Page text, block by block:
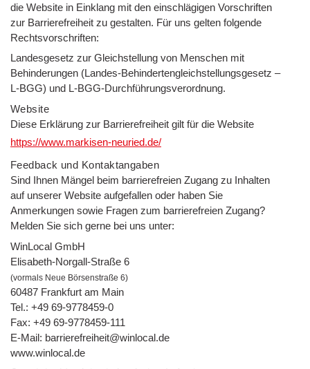
die Website in Einklang mit den einschlägigen Vorschriften
zur Barrierefreiheit zu gestalten. Für uns gelten folgende
Rechtsvorschriften:
Landesgesetz zur Gleichstellung von Menschen mit
Behinderungen (Landes-Behindertengleichstellungsgesetz –
L-BGG) und L-BGG-Durchführungsverordnung.
Website
Diese Erklärung zur Barrierefreiheit gilt für die Website
https://www.markisen-neuried.de/
Feedback und Kontaktangaben
Sind Ihnen Mängel beim barrierefreien Zugang zu Inhalten
auf unserer Website aufgefallen oder haben Sie
Anmerkungen sowie Fragen zum barrierefreien Zugang?
Melden Sie sich gerne bei uns unter:
WinLocal GmbH
Elisabeth-Norgall-Straße 6
(vormals Neue Börsenstraße 6)
60487 Frankfurt am Main
Tel.: +49 69-9778459-0
Fax: +49 69-9778459-111
E-Mail: barrierefreiheit@winlocal.de
www.winlocal.de